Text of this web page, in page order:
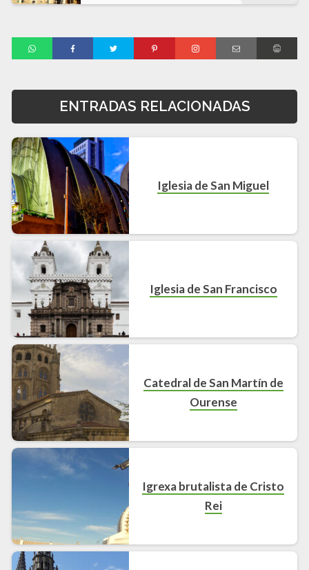
ENTRADAS RELACIONADAS
Iglesia de San Miguel
Iglesia de San Francisco
Catedral de San Martín de
Ourense
Igrexa brutalista de Cristo
Rei